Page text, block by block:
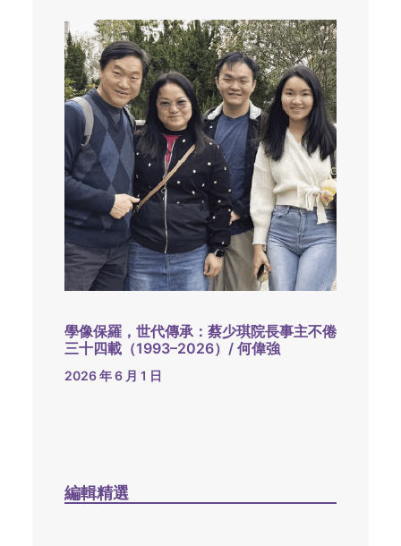
學像保羅，世代傳承：蔡少琪院長事主不倦
三十四載（1993–2026）/ 何偉強
2026 年 6 月 1 日
編輯精選